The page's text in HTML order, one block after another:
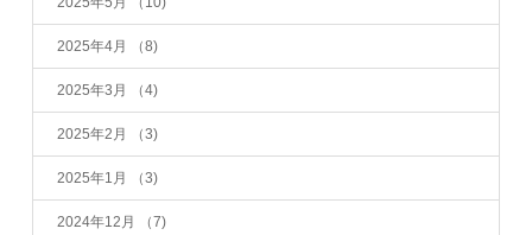
2025年4月 （8)
2025年3月 （4)
2025年2月 （3)
2025年1月 （3)
2024年12月 （7)